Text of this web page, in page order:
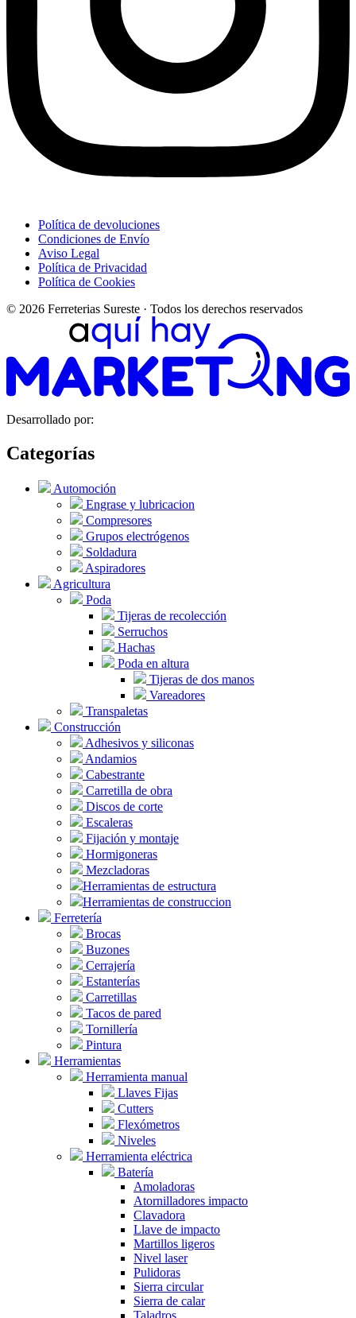
Política de devoluciones
Condiciones de Envío
Aviso Legal
Política de Privacidad
Política de Cookies
© 2026 Ferreterias Sureste · Todos los derechos reservados
Desarrollado por:
Categorías
Automoción
Engrase y lubricacion
Compresores
Grupos electrógenos
Soldadura
Aspiradores
Agricultura
Poda
Tijeras de recolección
Serruchos
Hachas
Poda en altura
Tijeras de dos manos
Vareadores
Transpaletas
Construcción
Adhesivos y siliconas
Andamios
Cabestrante
Carretilla de obra
Discos de corte
Escaleras
Fijación y montaje
Hormigoneras
Mezcladoras
Herramientas de estructura
Herramientas de construccion
Ferretería
Brocas
Buzones
Cerrajería
Estanterías
Carretillas
Tacos de pared
Tornillería
Pintura
Herramientas
Herramienta manual
Llaves Fijas
Cutters
Flexómetros
Niveles
Herramienta eléctrica
Batería
Amoladoras
Atornilladores impacto
Clavadora
Llave de impacto
Martillos ligeros
Nivel laser
Pulidoras
Sierra circular
Sierra de calar
Taladros